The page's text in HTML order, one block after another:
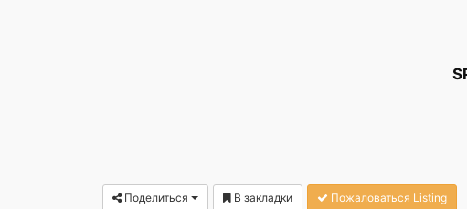
Поделиться В закладки Пожаловаться Listing